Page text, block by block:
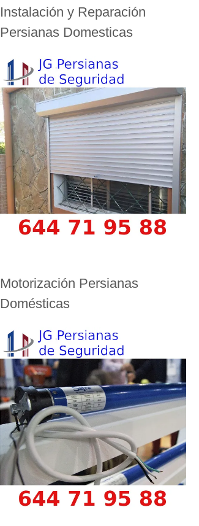
Instalación y Reparación
Persianas Domesticas
Motorización Persianas
Domésticas